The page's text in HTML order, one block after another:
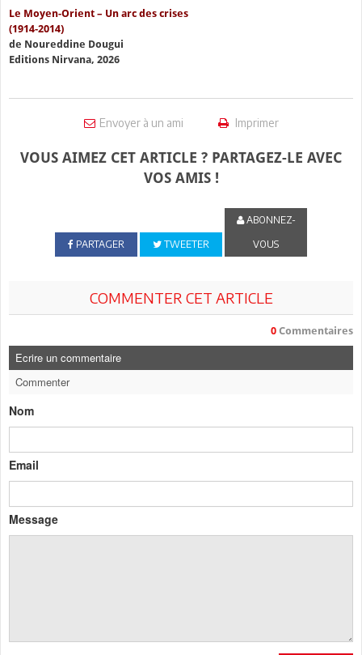
Le Moyen-Orient – Un arc des crises
(1914-2014)
de Noureddine Dougui
Editions Nirvana, 2026
Envoyer à un ami Imprimer
VOUS AIMEZ CET ARTICLE ? PARTAGEZ-LE AVEC
VOS AMIS !
PARTAGER TWEETER
ABONNEZ-
VOUS
COMMENTER CET ARTICLE
0 Commentaires
Ecrire un commentaire
Commenter
Nom
Email
Message